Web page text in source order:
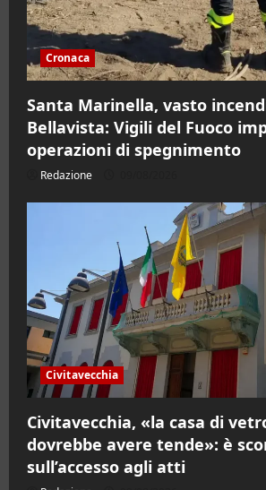
Cronaca
Santa Marinella, vasto
Bellavista: Vigili del Fuoco
operazioni di spegnimento
Redazione
Civitavecchia
Civitavecchia, «la casa di
dovrebbe avere tende»: è
sull’accesso agli atti